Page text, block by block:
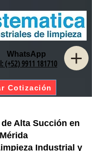
Cotización
(+52) 9911 181710
WhatsApp
Alta Succión en
Mérida
Industrial y